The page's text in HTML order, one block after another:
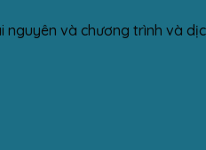
và chương trình và